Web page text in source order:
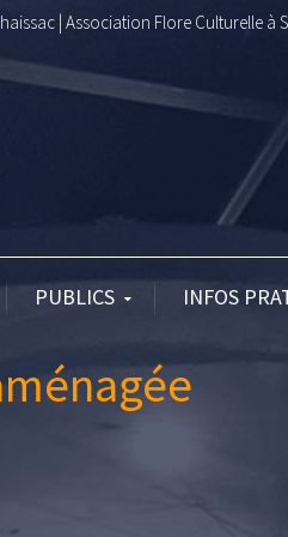
| Association Flore Culturelle à
PUBLICS INFOS